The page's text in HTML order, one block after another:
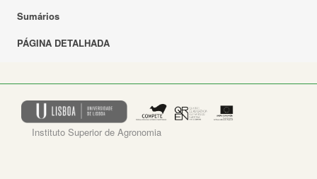
Sumários
PÁGINA DETALHADA
Instituto Superior de Agronomia